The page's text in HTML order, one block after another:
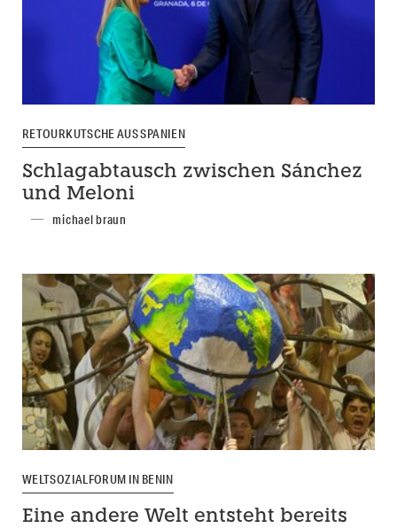
RETOURKUTSCHE AUS SPANIEN
Schlagabtausch zwischen Sánchez
und Meloni
michael braun
WELTSOZIALFORUM IN BENIN
Eine andere Welt entsteht bereits